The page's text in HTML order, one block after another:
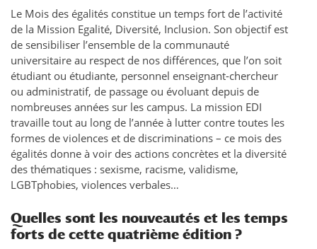
Le Mois des égalités constitue un temps fort de l’activité
de la Mission Egalité, Diversité, Inclusion. Son objectif est
de sensibiliser l’ensemble de la communauté
universitaire au respect de nos différences, que l’on soit
étudiant ou étudiante, personnel enseignant-chercheur
ou administratif, de passage ou évoluant depuis de
nombreuses années sur les campus. La mission EDI
travaille tout au long de l’année à lutter contre toutes les
formes de violences et de discriminations – ce mois des
égalités donne à voir des actions concrètes et la diversité
des thématiques : sexisme, racisme, validisme,
LGBTphobies, violences verbales…
Quelles sont les nouveautés et les temps
forts de cette quatrième édition ?